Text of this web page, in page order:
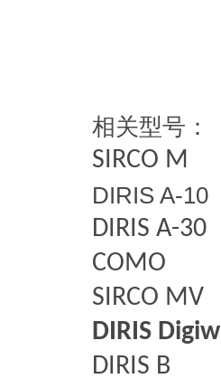
相关型号：
SIRCO M
DIRIS A-10
DIRIS A-30
COMO
SIRCO MV
DIRIS
DIRIS B